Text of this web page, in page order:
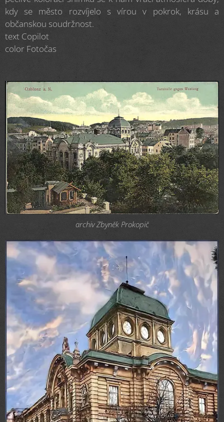
kdy se město rozvíjelo s vírou v pokrok, krásu a
občanskou soudržnost.
text Copilot
color Fotočas
archiv Zbyněk Prokopič